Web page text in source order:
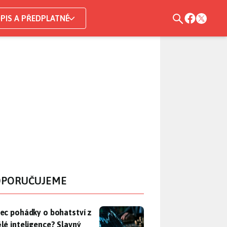
A PŘEDPLATNÉ
pohádky o bohatství z umělé inteligence? Slavný investor
pohádky o bohatství z
inteligence? Slavný